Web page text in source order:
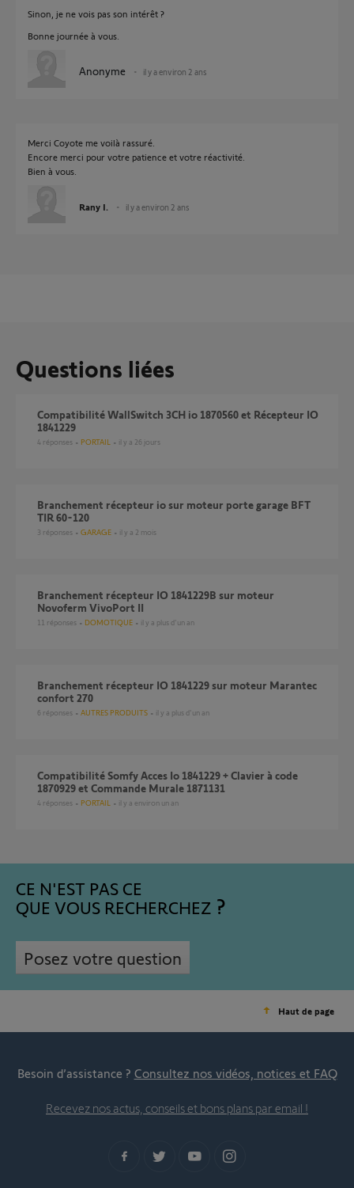
Sinon, je ne vois pas son intérêt ?
Bonne journée à vous.
Anonyme il y a environ 2 ans
Merci Coyote me voilà rassuré.
Encore merci pour votre patience et votre réactivité.
Bien à vous.
Rany I. il y a environ 2 ans
Questions liées
Compatibilité WallSwitch 3CH io 1870560 et Récepteur IO
1841229
4 réponses PORTAIL il y a 26 jours
Branchement récepteur io sur moteur porte garage BFT
TIR 60-120
3 réponses GARAGE il y a 2 mois
branchement récepteur IO 1841229B sur moteur
Novoferm VivoPort II
11 réponses DOMOTIQUE il y a plus d'un an
branchement récepteur IO 1841229 sur moteur Marantec
confort 270
6 réponses AUTRES PRODUITS il y a plus d'un an
Compatibilité Somfy Acces Io 1841229 + Clavier à code
1870929 et Commande Murale 1871131
4 réponses PORTAIL il y a environ un an
CE N'EST PAS CE
QUE VOUS RECHERCHEZ
Posez votre question
Haut de page
Besoin d’assistance ? Consultez nos vidéos, notices et FAQ
Recevez nos actus, conseils et bons plans par email !